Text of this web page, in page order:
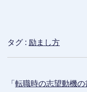
タグ : 励まし方
「 転職時の志望動機